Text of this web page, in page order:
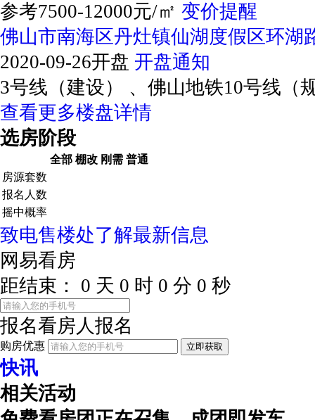
参考7500-12000元/㎡ 变价提醒
佛山市南海区丹灶镇仙湖度假区环湖
2020-09-26开盘 开盘通知
3号线（建设） 、佛山地铁10号线（
查看更多楼盘详情
选房阶段
全部 棚改 刚需 普通
房源套数
报名人数
摇中概率
致电售楼处了解最新信息
网易看房
距结束：
0 天 0 时 0 分 0 秒
报名看房人报名
购房优惠 立即获取
快讯
相关活动